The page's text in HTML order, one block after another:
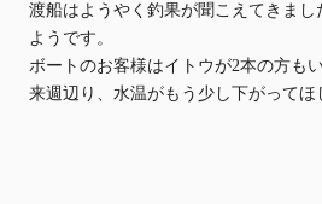
渡船はようやく釣果が聞こえてきま
ようです。
ボートのお客様はイトウが2本の方も
来週辺り、水温がもう少し下がってほ